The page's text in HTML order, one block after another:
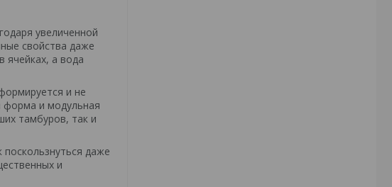
увеличенной
свойства даже
ячейках, а вода
и не
форма и модульная
тамбуров, так и
даже
и